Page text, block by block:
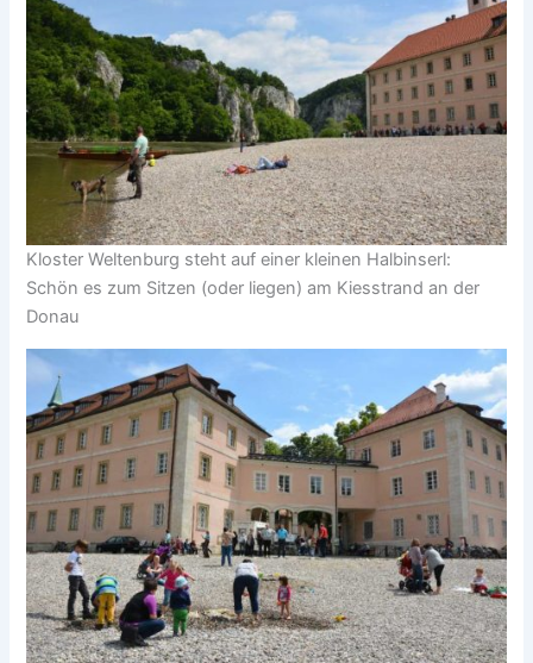
Kloster Weltenburg steht auf einer kleinen Halbinserl:
Schön es zum Sitzen (oder liegen) am Kiesstrand an der
Donau